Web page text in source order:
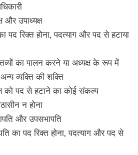
और उपाध्यक्ष
पद रिक्त होना, पदत्याग और पद से हटाया
का पालन करने या अध्यक्ष के रूप में
व्यक्ति की शक्ति
को पद से हटाने का कोई संकल्प
न होना
और उपसभापति
का पद रिक्त होना, पदत्याग और पद से